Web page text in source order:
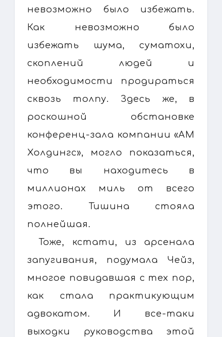
невозможно было избежать.
Как невозможно было
избежать шума, суматохи,
скоплений людей и
необходимости продираться
сквозь толпу. Здесь же, в
роскошной обстановке
конференц-зала компании «АМ
Холдингс», могло показаться,
что вы находитесь в
миллионах миль от всего
этого. Тишина стояла
полнейшая.
Тоже, кстати, из арсенала
запугивания, подумала Чейз,
многое повидавшая с тех пор,
как стала практикующим
адвокатом. И все-таки
выходки руководства этой